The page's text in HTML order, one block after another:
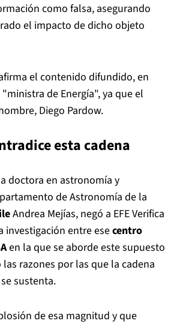
como falsa, asegurando
el impacto de dicho objeto
el contenido difundido, en
de Energía", ya que el
Diego Pardow.
esta cadena
doctora en astronomía y
de Astronomía de la
Andrea Mejías, negó a EFE Verifica
investigación entre esecentro
en la que se aborde este supuesto
razones por las que la cadena
sustenta.
de esa magnitud y que